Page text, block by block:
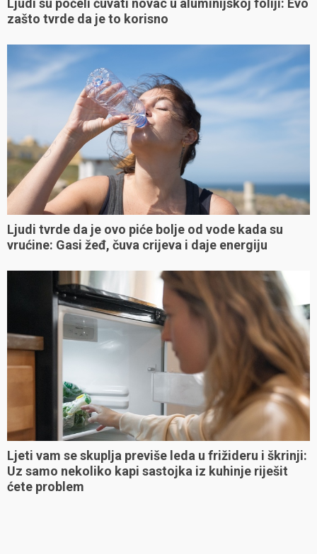
Ljudi su počeli čuvati novac u aluminijskoj foliji: Evo
zašto tvrde da je to korisno
Ljudi tvrde da je ovo piće bolje od vode kada su
vrućine: Gasi žeđ, čuva crijeva i daje energiju
Ljeti vam se skuplja previše leda u frižideru i škrinji:
Uz samo nekoliko kapi sastojka iz kuhinje riješit
ćete problem